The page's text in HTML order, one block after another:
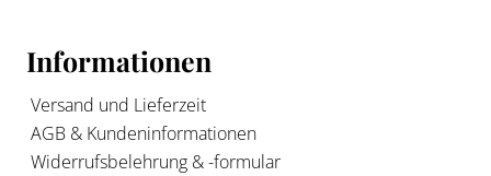
Informationen
Versand und Lieferzeit
AGB & Kundeninformationen
Widerrufsbelehrung & -formular